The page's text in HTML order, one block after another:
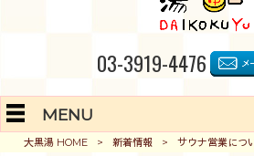
03-3919-4476
MENU
大黒湯 HOME > 新着情報 > サウナ営業につ